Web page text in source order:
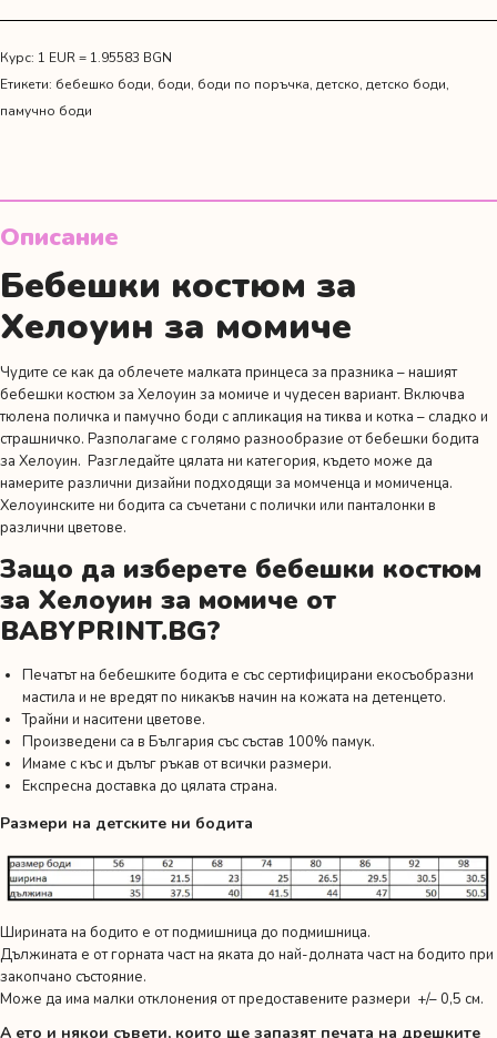
боди
за
Хелоуин
Курс: 1 EUR = 1.95583 BGN
Етикети: бебешко боди, боди, боди по поръчка, детско, детско боди,
памучно боди
Описание
Бебешки костюм за
Хелоуин за момиче
Чудите се как да облечете малката принцеса за празника – нашият
бебешки костюм за Хелоуин за момиче и чудесен вариант. Включва
тюлена поличка и памучно боди с апликация на тиква и котка – сладко и
страшничко. Разполагаме с голямо разнообразие от бебешки бодита
за Хелоуин. Разгледайте цялата ни категория, където може да
намерите различни дизайни подходящи за момченца и момиченца.
Хелоуинските ни бодита са съчетани с полички или панталонки в
различни цветове.
Защо да изберете бебешки костюм
за Хелоуин за момиче от
BABYPRINT.BG?
Печатът на бебешките бодита е със сертифицирани екосъобразни
мастила и не вредят по никакъв начин на кожата на детенцето.
Трайни и наситени цветове.
Произведени са в България със състав 100% памук.
Имаме с къс и дълъг ръкав от всички размери.
Експресна доставка до цялата страна.
Размери на детските ни бодита
Ширината на бодито е от подмишница до подмишница.
Дължината е от горната част на яката до най-долната част на бодито при
закопчано състояние.
Може да има малки отклонения от предоставените размери +/– 0,5 см.
А ето и някои съвети, които ще запазят печата на дрешките